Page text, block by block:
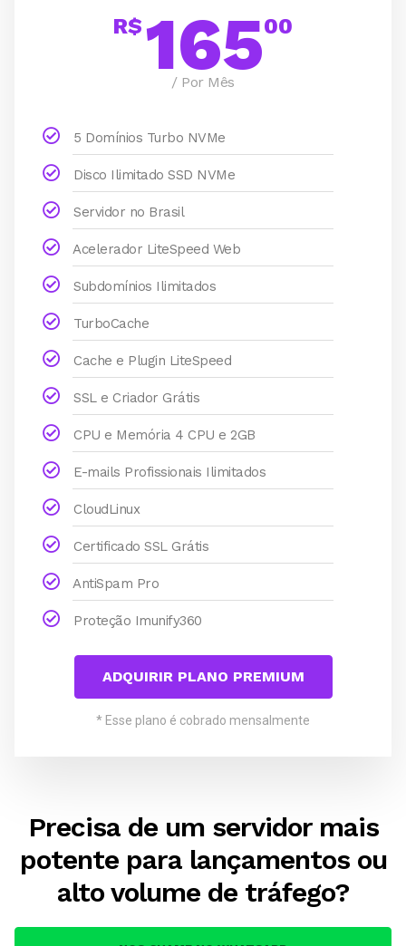
R$16500
/ Por Mês
5 Domínios Turbo NVMe
Disco Ilimitado SSD NVMe
Servidor no Brasil
Acelerador LiteSpeed Web
Subdomínios Ilimitados
TurboCache
Cache e Plugin LiteSpeed
SSL e Criador Grátis
CPU e Memória 4 CPU e 2GB
E-mails Profissionais Ilimitados
CloudLinux
Certificado SSL Grátis
AntiSpam Pro
Proteção Imunify360
ADQUIRIR PLANO PREMIUM
* Esse plano é cobrado mensalmente
Precisa de um servidor mais
potente para lançamentos ou
alto volume de tráfego?